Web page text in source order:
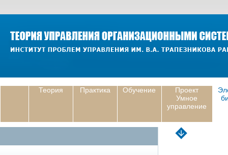
Теория Практика Обучение
Проект
Умное
управление